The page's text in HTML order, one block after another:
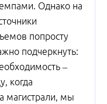
Однако на
попросту
подчеркнуть:
–
когда
магистрали, мы